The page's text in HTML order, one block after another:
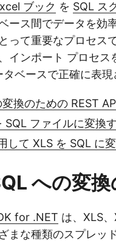
ブック を SQL ス
ース間でデータを効
って重要なプロセス
インポート プロセ
ベースで正確に表現
換のための REST
ファイルに変換
して XLS を SQL に
への変
for .NET は、XLS
まな種類のスプレッ